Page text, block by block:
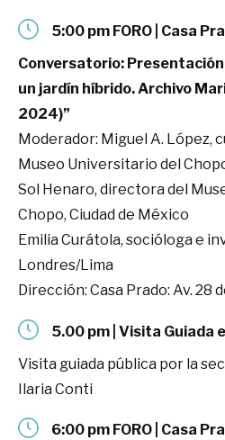
5:00 pm FORO | Casa
Conversatorio:
un jardín híbrido. Archivo
2024)”
Moderador: Miguel A. López,
Museo Universitario del
Sol Henaro, directora del
Chopo, Ciudad de México
Emilia Curátola, socióloga e
Londres/Lima
Dirección: Casa Prado: Av. 28
5.00 pm | Visita Guiada
Visita guiada pública por la
Ilaria Conti
6:00 pm FORO | Casa